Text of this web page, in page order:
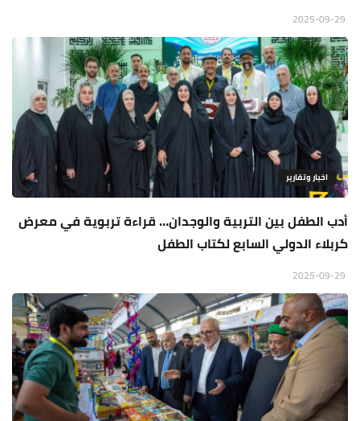
اخبار وتقارير
أدب الطفل بين التربية والوجدان… قراءة تربوية في معرض
كربلاء الدولي السابع لكتاب الطفل